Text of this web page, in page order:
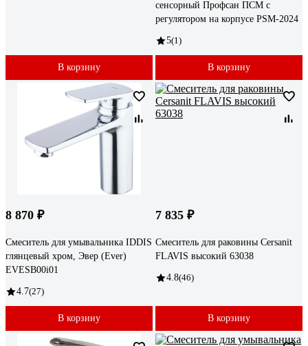
В корзину
сенсорный Профсан ПСМ с
регулятором на корпусе PSM-2024
5(1)
В корзину
8 870 ₽
Смеситель для умывальника IDDIS
глянцевый хром, Эвер (Ever)
EVESB00i01
4.7(27)
В корзину
7 835 ₽
Смеситель для раковины Cersanit
FLAVIS высокий 63038
4.8(46)
В корзину